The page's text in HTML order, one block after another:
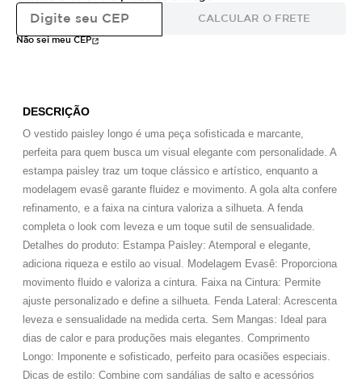
CALCULAR O FRETE
Não sei meu CEP
DESCRIÇÃO
O vestido paisley longo é uma peça sofisticada e marcante,
perfeita para quem busca um visual elegante com personalidade. A
estampa paisley traz um toque clássico e artístico, enquanto a
modelagem evasê garante fluidez e movimento. A gola alta confere
refinamento, e a faixa na cintura valoriza a silhueta. A fenda
completa o look com leveza e um toque sutil de sensualidade.
Detalhes do produto: Estampa Paisley: Atemporal e elegante,
adiciona riqueza e estilo ao visual. Modelagem Evasê: Proporciona
movimento fluido e valoriza a cintura. Faixa na Cintura: Permite
ajuste personalizado e define a silhueta. Fenda Lateral: Acrescenta
leveza e sensualidade na medida certa. Sem Mangas: Ideal para
dias de calor e para produções mais elegantes. Comprimento
Longo: Imponente e sofisticado, perfeito para ocasiões especiais.
Dicas de estilo: Combine com sandálias de salto e acessórios